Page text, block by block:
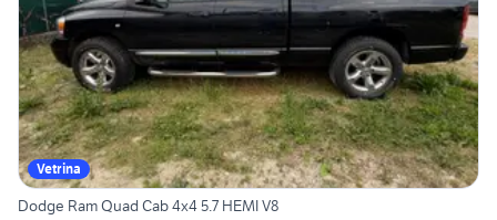
Vetrina
Dodge Ram Quad Cab 4x4 5.7 HEMI V8